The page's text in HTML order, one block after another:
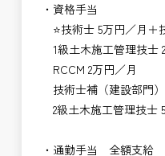
・資格手当
⭐技術士 5万円／月＋
1級土木施工管理技士
RCCM 2万円／月
技術士補（建設部門
2級土木施工管理技士
・通勤手当 全額支給